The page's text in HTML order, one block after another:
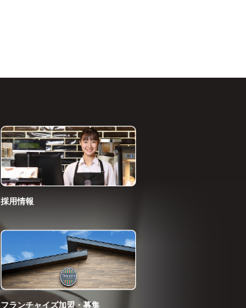
採用情報
フランチャイズ加盟・募集